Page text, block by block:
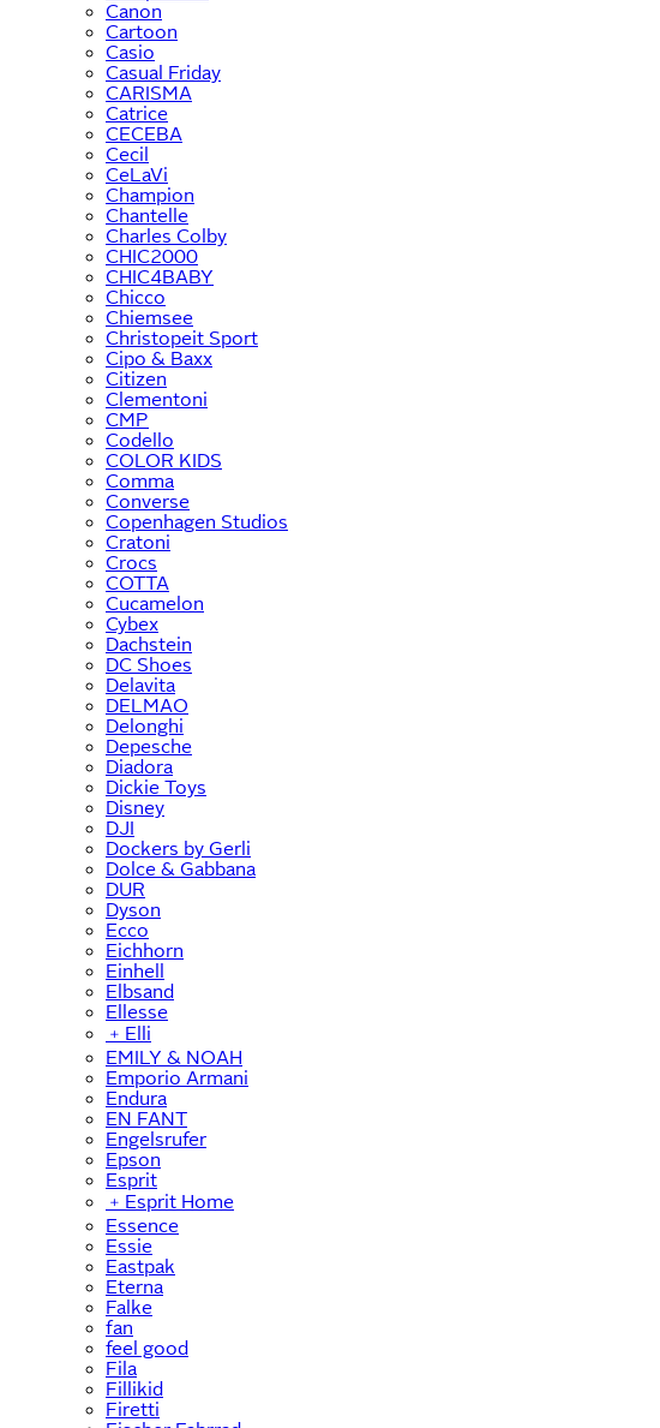
Canon
Cartoon
Casio
Casual Friday
CARISMA
Catrice
CECEBA
Cecil
CeLaVi
Champion
Chantelle
Charles Colby
CHIC2000
CHIC4BABY
Chicco
Chiemsee
Christopeit Sport
Cipo & Baxx
Citizen
Clementoni
CMP
Codello
COLOR KIDS
Comma
Converse
Copenhagen Studios
Cratoni
Crocs
COTTA
Cucamelon
Cybex
Dachstein
DC Shoes
Delavita
DELMAO
Delonghi
Depesche
Diadora
Dickie Toys
Disney
DJI
Dockers by Gerli
Dolce & Gabbana
DUR
Dyson
Ecco
Eichhorn
Einhell
Elbsand
Ellesse
﹢ Elli
EMILY & NOAH
Emporio Armani
Endura
EN FANT
Engelsrufer
Epson
Esprit
﹢ Esprit Home
Essence
Essie
Eastpak
Eterna
Falke
fan
feel good
Fila
Fillikid
Firetti